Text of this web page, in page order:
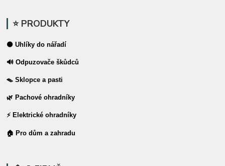
⭐ PRODUKTY
⚫ Uhlíky do nářadí
🔊 Odpuzovače škůdců
🪤 Sklopce a pasti
🌿 Pachové ohradníky
⚡ Elektrické ohradníky
🏠 Pro dům a zahradu